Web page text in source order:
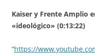
Kaiser y Frente Amplio
«ideológico» (0:13:22)
“https://